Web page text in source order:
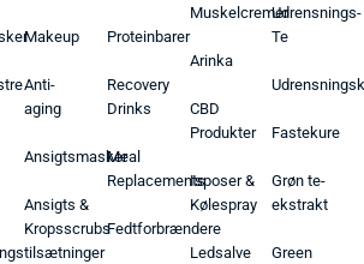
Makeup
Anti-
aging
Ansigtsmasker
Ansigts &
Kropsscrubs
Proteinbarer
Recovery
Drinks
Meal
Replacements
Fedtforbrændere
Muskelcremer
Arinka
CBD
Produkter
Isposer &
Kølespray
Ledsalve
Udrensnings-
Te
Fastekure
Grøn te-
ekstrakt
Green